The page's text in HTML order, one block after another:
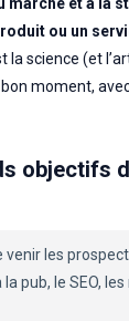
ou un
la science (et
moment,
objectifs
les
pub, le SEO,